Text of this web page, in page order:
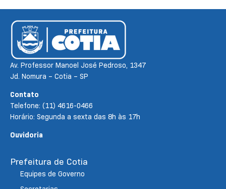
Av. Professor Manoel José Pedroso, 1347
Jd. Nomura – Cotia – SP
Contato
Telefone: (11) 4616-0466
Horário: Segunda a sexta das 8h às 17h
Ouvidoria
Prefeitura de Cotia
Equipes de Governo